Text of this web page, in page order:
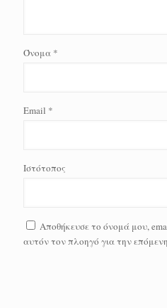
Όνομα *
Email *
Ιστότοπος
Αποθήκευσε το όνομά μου,
αυτόν τον πλοηγό για την